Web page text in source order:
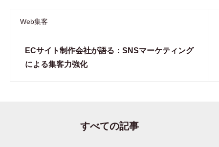
Web集客
ECサイト制作会社が語る：SNSマーケティング
による集客力強化
すべての記事